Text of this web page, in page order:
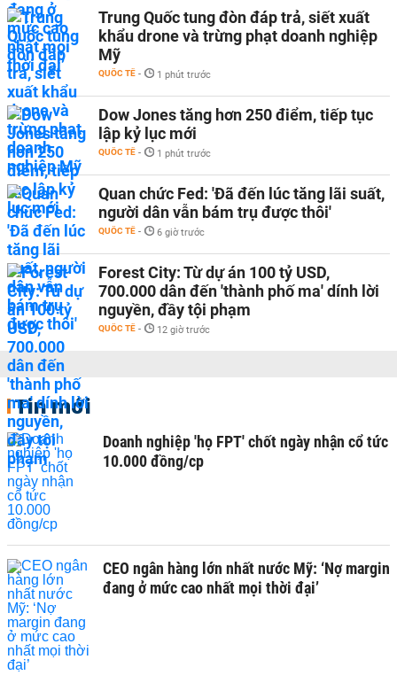
Trung Quốc tung đòn đáp trả, siết xuất
khẩu drone và trừng phạt doanh nghiệp
Mỹ
QUỐC TẾ - 1 phút trước
Dow Jones tăng hơn 250 điểm, tiếp tục
lập kỷ lục mới
QUỐC TẾ - 1 phút trước
Quan chức Fed: 'Đã đến lúc tăng lãi suất,
người dân vẫn bám trụ được thôi'
QUỐC TẾ - 6 giờ trước
Forest City: Từ dự án 100 tỷ USD,
700.000 dân đến 'thành phố ma' dính lời
nguyền, đầy tội phạm
QUỐC TẾ - 12 giờ trước
Tin mới
Doanh nghiệp 'họ FPT' chốt ngày nhận cổ tức
10.000 đồng/cp
CEO ngân hàng lớn nhất nước Mỹ: ‘Nợ margin
đang ở mức cao nhất mọi thời đại’